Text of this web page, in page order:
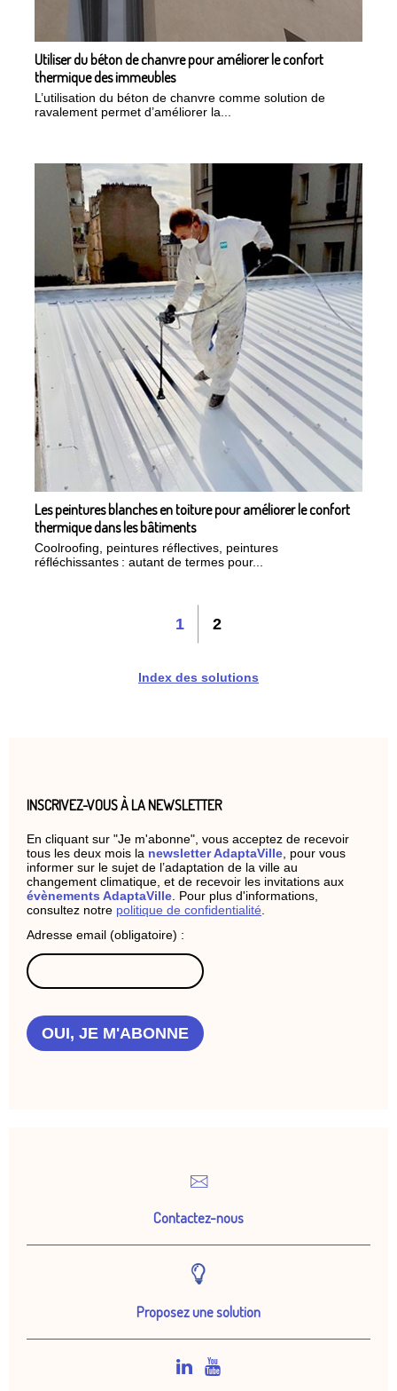
Utiliser du béton de chanvre pour améliorer le confort
thermique des immeubles
L’utilisation du béton de chanvre comme solution de
ravalement permet d’améliorer la...
Les peintures blanches en toiture pour améliorer le confort
thermique dans les bâtiments
Coolroofing, peintures réflectives, peintures
réfléchissantes : autant de termes pour...
1 2
Index des solutions
INSCRIVEZ-VOUS À LA NEWSLETTER
En cliquant sur "Je m'abonne", vous acceptez de recevoir
tous les deux mois la newsletter AdaptaVille , pour vous
informer sur le sujet de l’adaptation de la ville au
changement climatique, et de recevoir les invitations aux
évènements AdaptaVille . Pour plus d'informations,
consultez notre politique de confidentialité
Adresse email (obligatoire) :
OUI, JE M'ABONNE
Contactez-nous
Proposez une solution